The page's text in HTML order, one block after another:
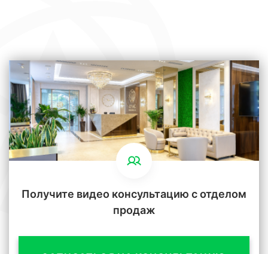
Получите видео консультацию с отделом
продаж